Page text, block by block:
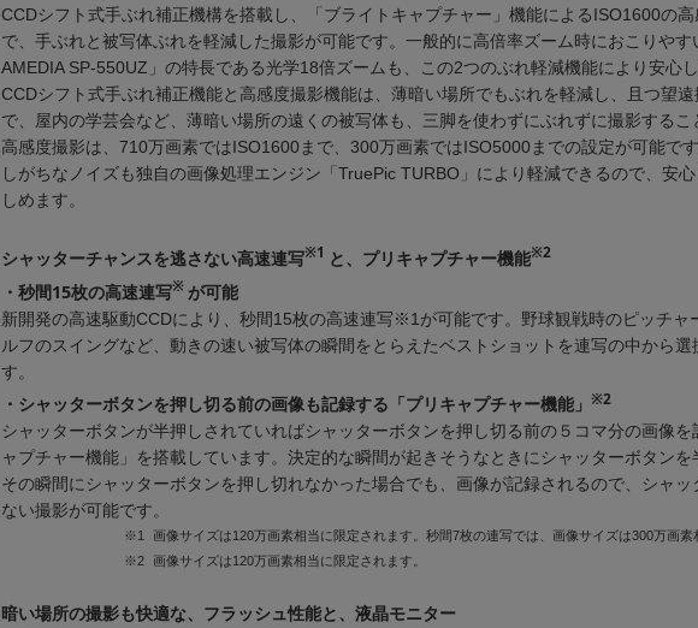
CCDシフト式手ぶれ補正機構を搭載し、「ブライトキャプチャー」機能によるISO1600の
で、手ぶれと被写体ぶれを軽減した撮影が可能です。一般的に高倍率ズーム時におこりや
AMEDIA SP-550UZ」の特長である光学18倍ズームも、この2つのぶれ軽減機能により安心し
CCDシフト式手ぶれ補正機能と高感度撮影機能は、薄暗い場所でもぶれを軽減し、且つ望
で、屋内の学芸会など、薄暗い場所の遠くの被写体も、三脚を使わずにぶれずに撮影するこ
高感度撮影は、710万画素ではISO1600まで、300万画素ではISO5000までの設定が可能で
しがちなノイズも独自の画像処理エンジン「TruePic TURBO」により軽減できるので、安
しめます。
シャッターチャンスを逃さない高速連写※1 と、プリキャプチャー機能※2
・秒間15枚の高速連写※ が可能
新開発の高速駆動CCDにより、秒間15枚の高速連写※1が可能です。野球観戦時のピッチャ
ルフのスイングなど、動きの速い被写体の瞬間をとらえたベストショットを連写の中から選
す。
・シャッターボタンを押し切る前の画像も記録する「プリキャプチャー機能」 ※2
シャッターボタンが半押しされていればシャッターボタンを押し切る前の５コマ分の画像を
ャプチャー機能」を搭載しています。決定的な瞬間が起きそうなときにシャッターボタンを
その瞬間にシャッターボタンを押し切れなかった場合でも、画像が記録されるので、シャッ
ない撮影が可能です。
※1
画像サイズは120万画素相当に限定されます。秒間7枚の連写では、画像サイズは300万画素
※2
画像サイズは120万画素相当に限定されます。
暗い場所の撮影も快適な、フラッシュ性能と、液晶モニター